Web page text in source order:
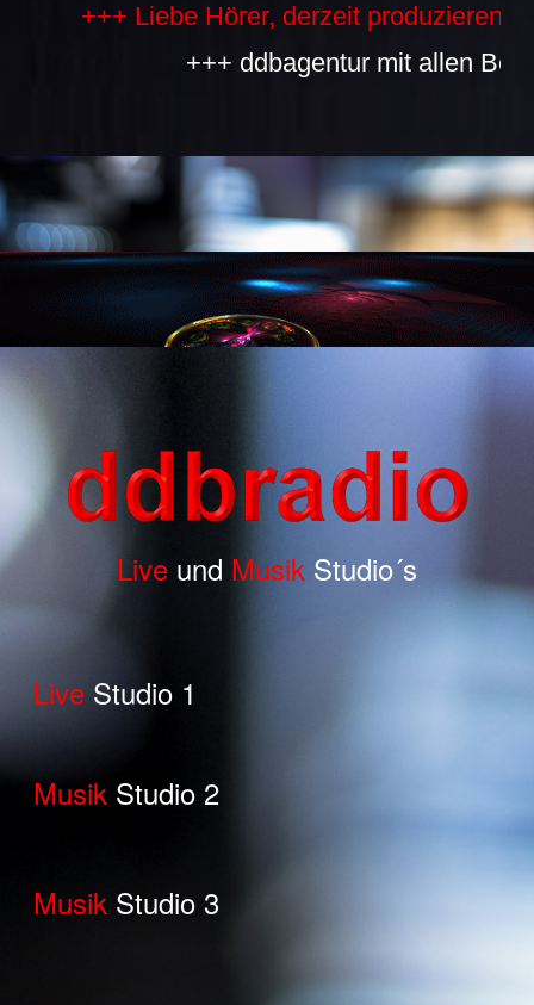
+++ Liebe Hörer, derzeit produzieren wir
+++ ddbagentur mit allen
Live und Musik Studio´s
Live Studio 1
Musik Studio 2
Musik Studio 3